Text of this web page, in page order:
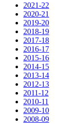
2021-22
2020-21
2019-20
2018-19
2017-18
2016-17
2015-16
2014-15
2013-14
2012-13
2011-12
2010-11
2009-10
2008-09